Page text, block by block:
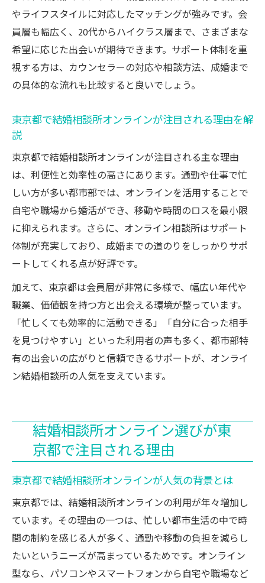
ライン活用法
結婚相談所オンラインのリアルな体験談を
紹介
30代婚活で結婚相談所オンラインを活用す
るメリット
やライフスタイルに対応したマッチングが強みです。会
員層も幅広く、20代からハイクラス層まで、さまざまな
希望に応じた出会いが期待できます。サポート体制を重
視する方は、カウンセラーの対応や相談方法、成婚まで
の具体的な流れも比較すると良いでしょう。
東京都で結婚相談所オンラインが注目される理由を解
説
東京都で結婚相談所オンラインが注目される主な理由
は、利便性と効率性の高さにあります。通勤や仕事で忙
しい方が多い都市部では、オンラインを活用することで
自宅や職場から婚活ができ、移動や時間のロスを最小限
に抑えられます。さらに、オンライン相談所はサポート
体制が充実しており、成婚までの道のりをしっかりサポ
ートしてくれる点が好評です。
加えて、東京都は会員層が非常に多様で、幅広い年代や
職業、価値観を持つ方と出会える環境が整っています。
「忙しくても効率的に活動できる」「自分に合った相手
を見つけやすい」といった利用者の声も多く、都市部特
有の出会いの広がりと信頼できるサポートが、オンライ
ン結婚相談所の人気を支えています。
結婚相談所オンライン選びが東
京都で注目される理由
東京都で結婚相談所オンラインが人気の背景とは
東京都では、結婚相談所オンラインの利用が年々増加し
ています。その理由の一つは、忙しい都市生活の中で時
間の制約を感じる人が多く、通勤や移動の負担を減らし
たいというニーズが高まっているためです。オンライン
型なら、パソコンやスマートフォンから自宅や職場など